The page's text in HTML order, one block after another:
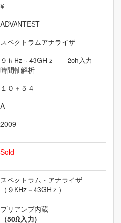
¥ --
ADVANTEST
スペクトラムアナライザ
９ｋHz～43GHｚ 2ch入力
時間軸解析
１０＋５４
A
2009
Sold
スペクトラム・アナライザ
（９KHz－43GHｚ）
プリアンプ内蔵
（50Ω入力）